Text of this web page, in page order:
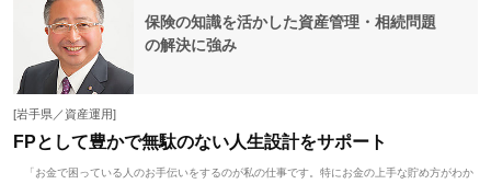
保険の知識を活かした資産管理・相続問題
の解決に強み
[岩手県／資産運用]
FPとして豊かで無駄のない人生設計をサポート
「お金で困っている人のお手伝いをするのが私の仕事です。特にお金の上手な貯め方がわか